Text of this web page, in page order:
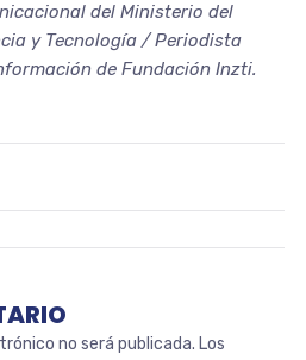
del Ministerio del
y Tecnología / Periodista
de Fundación Inzti.
no será publicada. Los